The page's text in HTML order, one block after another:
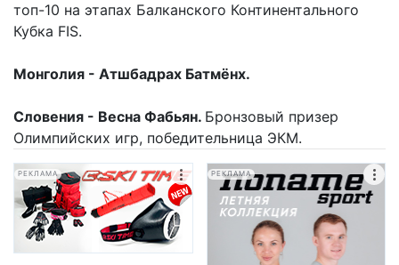
топ-10 на этапах Балканского Континентального
Кубка FIS.
Монголия - Атшбадрах Батмёнх.
Словения - Весна Фабьян. Бронзовый призер
Олимпийских игр, победительница ЭКМ.
РЕКЛАМА РЕКЛАМА